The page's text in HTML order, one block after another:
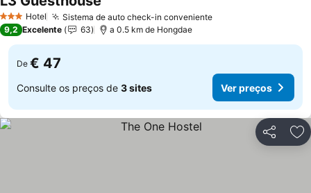
3 EstrelasHotel Sistema de auto check-in convenienteVer preços
9,2 Excelente 63 a 0.5 km de Hongdae
De € 47
Consulte os preços de 3 sites Ver preços
Partilhar